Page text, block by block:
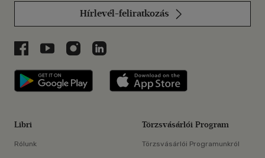
Hírlevél-feliratkozás
Libri a Facebookon
Libri a Youtube-on
Libri az Instagramon
Libri a LinkedInen
Libri applikáció Szerezd meg: Google
Libri
Rólunk
Törzsvásárlói Program
Törzsvásárlói Programunkról